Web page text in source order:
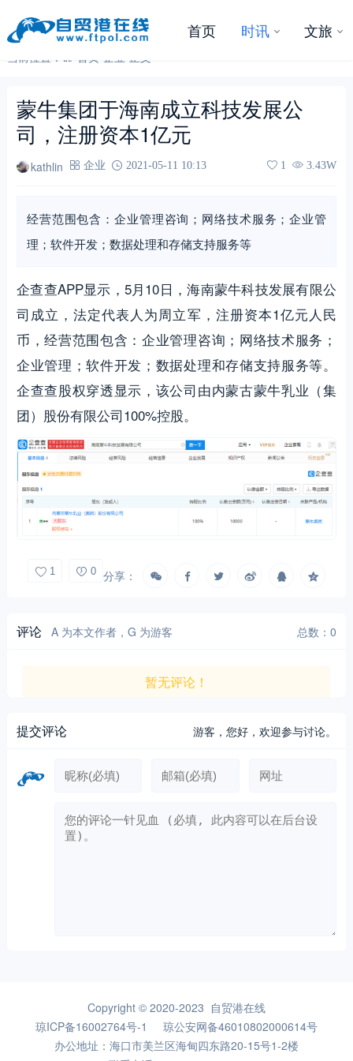
首页 时讯 文旅
当前位置： 首页 企业 正文
蒙牛集团于海南成立科技发展公
司，注册资本1亿元
kathlin 企业 2021-05-11 10:13 1 3.43W
经营范围包含：企业管理咨询；网络技术服务；企业管
理；软件开发；数据处理和存储支持服务等
企查查APP显示，5月10日，海南蒙牛科技发展有限公
司成立，法定代表人为周立军，注册资本1亿元人民
币，经营范围包含：企业管理咨询；网络技术服务；
企业管理；软件开发；数据处理和存储支持服务等。
企查查股权穿透显示，该公司由内蒙古蒙牛乳业（集
团）股份有限公司100%控股。
1 0 分享：
评论 A 为本文作者，G 为游客 总数：0
暂无评论！
提交评论 游客，您好，欢迎参与讨论。
Copyright © 2020-2023 自贸港在线
琼ICP备16002764号-1
琼公安网备46010802000614号
办公地址：海口市美兰区海甸四东路20-15号1-2楼